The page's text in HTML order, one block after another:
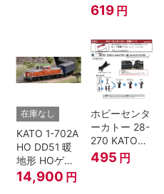
619 円
在庫なし
KATO 1-702A
HO DD51 暖
地形 HOゲー
ジ
14,900 円
ホビーセンタ
ーカトー 28-
270 KATOナ
ックルカプラ
ー 黒 センタ
495 円